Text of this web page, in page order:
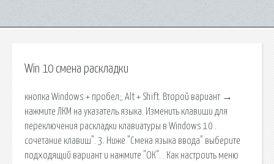
Win 10 смена раскладки
кнопка Windows + пробел;; Alt + Shift. Второй вариант →
нажмите ЛКМ на указатель языка. Изменить клавиши для
переключения раскладки клавиатуры в Windows 10 .
сочетание клавиш". 3. Ниже "Смена языка ввода" выберите
подходящий вариант и нажмите "ОК". . Как настроить меню